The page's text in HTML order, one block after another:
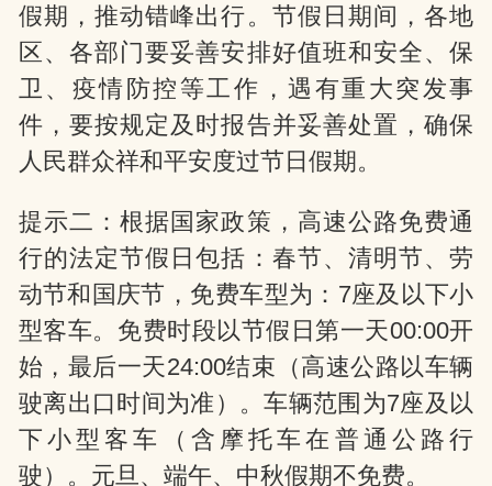
假期，推动错峰出行。节假日期间，各地
区、各部门要妥善安排好值班和安全、保
卫、疫情防控等工作，遇有重大突发事
件，要按规定及时报告并妥善处置，确保
人民群众祥和平安度过节日假期。
提示二：根据国家政策，高速公路免费通
行的法定节假日包括：春节、清明节、劳
动节和国庆节‌，免费车型为：7座及以下小
型客车。‌免费时段以节假日第一天00:00开
始，最后一天24:00结束（高速公路以车辆
驶离出口时间为准）。车辆范围为7座及以
下小型客车（含摩托车在普通公路行
驶）。元旦、端午、中秋假期不免费。‌‌